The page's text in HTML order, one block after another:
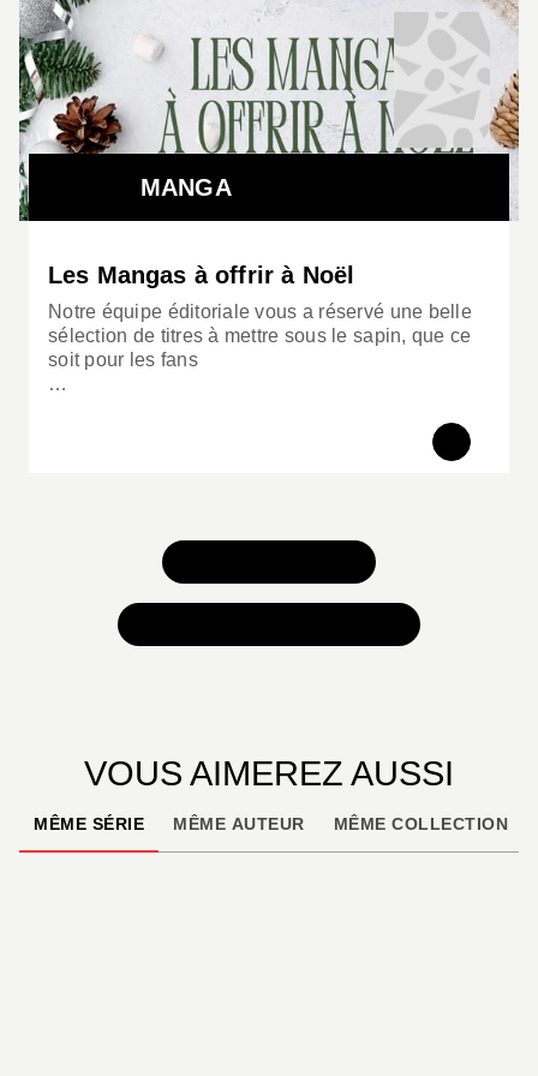
mêlant l'horreur et la poésie, le suspense et
l'émotion la plus intense, dans un scénario sans
faille, adulte et machiavélique, à couper le souffle.
MANGA
Les Mangas à offrir à Noël
Notre équipe éditoriale vous a réservé une belle
sélection de titres à mettre sous le sapin, que ce
soit pour les fans
…
VOUS AIMEREZ AUSSI
MÊME SÉRIE MÊME AUTEUR MÊME COLLECTION